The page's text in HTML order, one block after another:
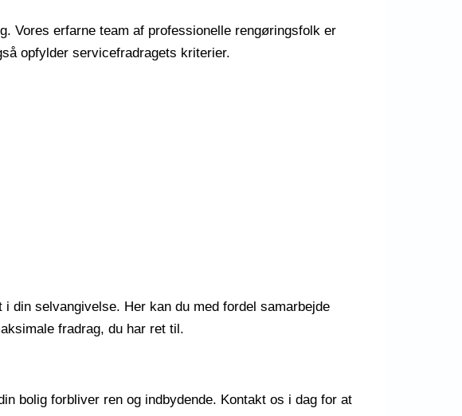
Vores erfarne team af professionelle rengøringsfolk er
opfylder servicefradragets kriterier.
din selvangivelse. Her kan du med fordel samarbejde
fradrag, du har ret til.
bolig forbliver ren og indbydende. Kontakt os i dag for at